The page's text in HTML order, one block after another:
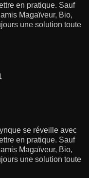
en pratique. Sauf
Magaïveur, Bio,
une solution toute
se réveille avec
en pratique. Sauf
Magaïveur, Bio,
une solution toute